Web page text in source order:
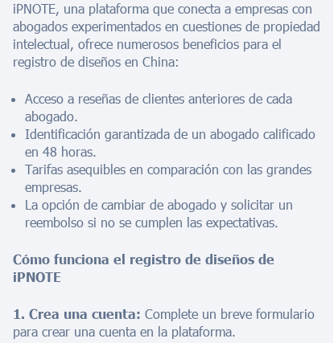
iPNOTE, una plataforma que conecta a empresas con
abogados experimentados en cuestiones de propiedad
intelectual, ofrece numerosos beneficios para el
registro de diseños en China:
Acceso a reseñas de clientes anteriores de cada
abogado.
Identificación garantizada de un abogado calificado
en 48 horas.
Tarifas asequibles en comparación con las grandes
empresas.
La opción de cambiar de abogado y solicitar un
reembolso si no se cumplen las expectativas.
Cómo funciona el registro de diseños de
iPNOTE
1. Crea una cuenta: Complete un breve formulario
para crear una cuenta en la plataforma.